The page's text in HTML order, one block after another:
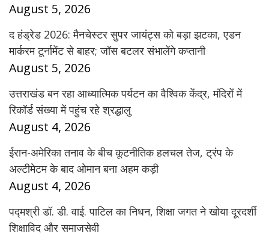
August 5, 2026
द हंड्रेड 2026: मैनचेस्टर सुपर जायंट्स को बड़ा झटका, एडन
मार्करम टूर्नामेंट से बाहर; जॉस बटलर संभालेंगे कप्तानी
August 5, 2026
उत्तराखंड बन रहा आध्यात्मिक पर्यटन का वैश्विक केंद्र, मंदिरों में
रिकॉर्ड संख्या में पहुंच रहे श्रद्धालु
August 4, 2026
ईरान-अमेरिका तनाव के बीच कूटनीतिक हलचल तेज, ट्रंप के
अल्टीमेटम के बाद ओमान बना अहम कड़ी
August 4, 2026
पद्मश्री डॉ. डी. वाई. पाटिल का निधन, शिक्षा जगत ने खोया दूरदर्शी
शिक्षाविद और समाजसेवी